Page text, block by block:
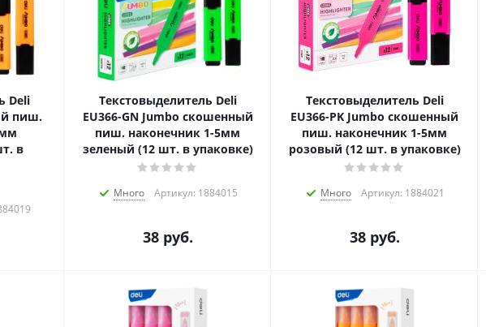
Deli
пиш.
в
Текстовыделитель Deli
EU366-GN Jumbo скошенный
пиш. наконечник 1-5мм
зеленый (12 шт. в упаковке)
Много Артикул: 1884015
38руб.
Текстовыделитель Deli
EU366-PK Jumbo скошенный
пиш. наконечник 1-5мм
розовый (12 шт. в упаковке)
Много Артикул: 1884021
38руб.